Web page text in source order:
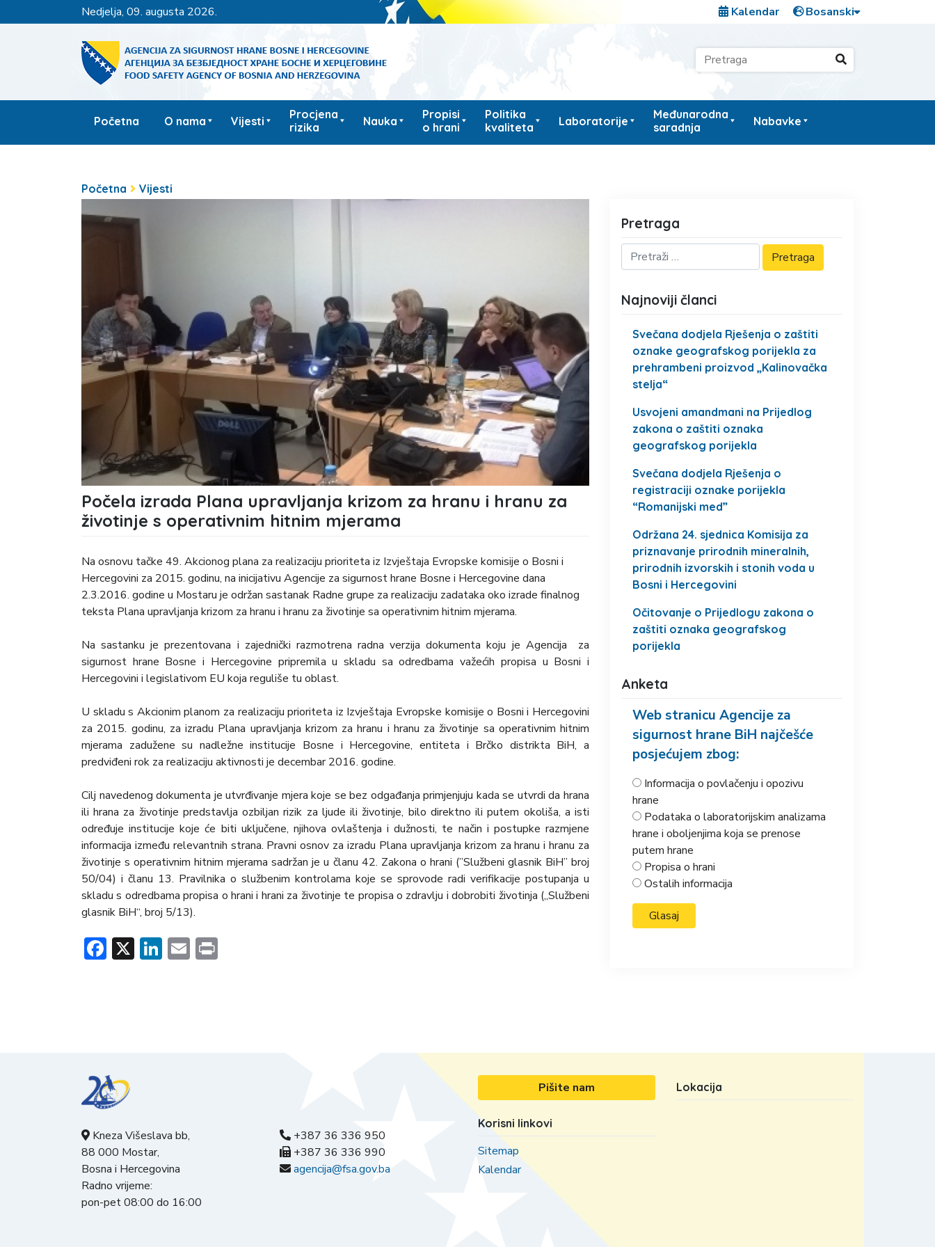
nedjelja, 09. augusta 2026. Kalendar
Početna O nama Vijesti
Procjena
rizika
Nauka
Propisi
o hrani
Politika
kvaliteta
Laboratorije
Međunarodna
saradnja
Nabavke
Početna Vijesti
Počela izrada Plana upravljanja krizom za hranu i hranu za
životinje s operativnim hitnim mjerama
Na osnovu tačke 49. Akcionog plana za realizaciju prioriteta iz Izvještaja Evropske komisije o Bosni i
Hercegovini za 2015. godinu, na inicijativu Agencije za sigurnost hrane Bosne i Hercegovine dana
2.3.2016. godine u Mostaru je održan sastanak Radne grupe za realizaciju zadataka oko izrade finalnog
teksta Plana upravljanja krizom za hranu i hranu za životinje sa operativnim hitnim mjerama.
Na sastanku je prezentovana i zajednički razmotrena radna verzija dokumenta koju je Agencija za
sigurnost hrane Bosne i Hercegovine pripremila u skladu sa odredbama važećih propisa u Bosni i
Hercegovini i legislativom EU koja reguliše tu oblast.
U skladu s Akcionim planom za realizaciju prioriteta iz Izvještaja Evropske komisije o Bosni i Hercegovini
za 2015. godinu, za izradu Plana upravljanja krizom za hranu i hranu za životinje sa operativnim hitnim
mjerama zadužene su nadležne institucije Bosne i Hercegovine, entiteta i Brčko distrikta BiH, a
predviđeni rok za realizaciju aktivnosti je decembar 2016. godine.
Cilj navedenog dokumenta je utvrđivanje mjera koje se bez odgađanja primjenjuju kada se utvrdi da hrana
ili hrana za životinje predstavlja ozbiljan rizik za ljude ili životinje, bilo direktno ili putem okoliša, a isti
određuje institucije koje će biti uključene, njihova ovlaštenja i dužnosti, te način i postupke razmjene
informacija između relevantnih strana. Pravni osnov za izradu Plana upravljanja krizom za hranu i hranu za
životinje s operativnim hitnim mjerama sadržan je u članu 42. Zakona o hrani (”Službeni glasnik BiH” broj
50/04) i članu 13. Pravilnika o službenim kontrolama koje se sprovode radi verifikacije postupanja u
skladu s odredbama propisa o hrani i hrani za životinje te propisa o zdravlju i dobrobiti životinja („Službeni
glasnik BiH“, broj 5/13).
Facebook
X LinkedIn
Email
Pretraga
Najnoviji članci
Svečana dodjela Rješenja o zaštiti
oznake geografskog porijekla za
prehrambeni proizvod „Kalinovačka
stelja“
Usvojeni amandmani na Prijedlog
zakona o zaštiti oznaka
geografskog porijekla
Svečana dodjela Rješenja o
registraciji oznake porijekla
“Romanijski med”
Održana 24. sjednica Komisija za
priznavanje prirodnih mineralnih,
prirodnih izvorskih i stonih voda u
Bosni i Hercegovini
Očitovanje o Prijedlogu zakona o
zaštiti oznaka geografskog
porijekla
Anketa
Web stranicu Agencije za
sigurnost hrane BiH najčešće
posjećujem zbog:
Informacija o povlačenju i opozivu
hrane
Podataka o laboratorijskim analizama
hrane i oboljenjima koja se prenose
putem hrane
Propisa o hrani
Ostalih informacija
Kneza Višeslava bb,
88 000 Mostar,
Bosna i Hercegovina
Radno vrijeme:
pon-pet 08:00 do 16:00
+387 36 336 950
+387 36 336 990
agencija@fsa.gov.ba
Pišite nam
Korisni linkovi
Sitemap
Kalendar
Lokacija